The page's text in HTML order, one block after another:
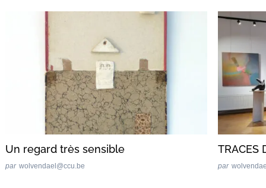
Un regard très sensible
par wolvendael@ccu.be
TRACES
par